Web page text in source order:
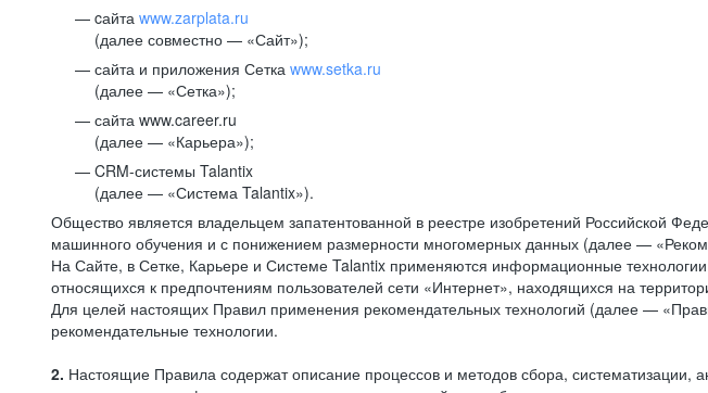
cайта www.zarplata.ru
(далее совместно — «Сайт»);
сайта и приложения Сетка www.setka.ru
(далее — «Сетка»);
сайта www.career.ru
(далее — «Карьера»);
CRM-системы Talantix
(далее — «Система Talantix»).
Общество является владельцем запатентованной в реестре изобретений Российской
машинного обучения и с понижением размерности многомерных данных (далее —
На Сайте, в Сетке, Карьере и Системе Talantix применяются информационные
относящихся к предпочтениям пользователей сети «Интернет», находящихся на
Для целей настоящих Правил применения рекомендательных технологий (далее —
рекомендательные технологии.
2. Настоящие Правила содержат описание процессов и методов сбора, систематизации,